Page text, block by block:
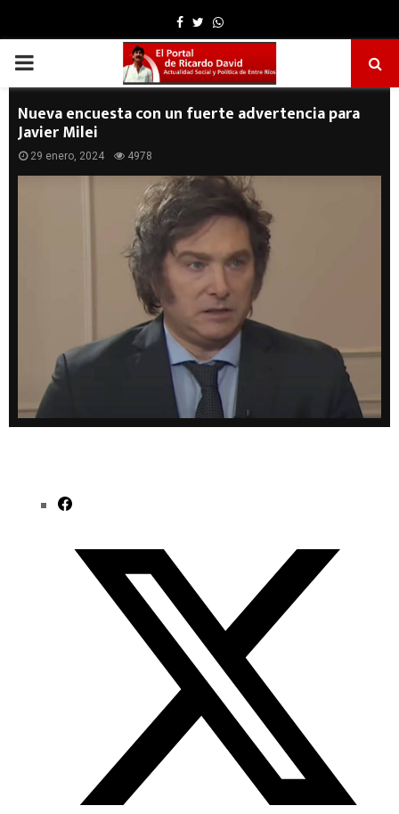
Facebook
TwitterWhatsapp
PRIMARY
MENU
Nueva encuesta con un fuerte advertencia para
Javier Milei
29 enero, 2024 4978